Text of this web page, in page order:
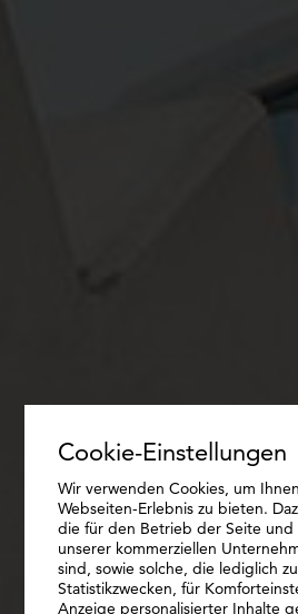
INDIVIDUELL, EINFACH,
Cookie-Einstellungen
Wir verwenden Cookies, um
Webseiten-Erlebnis zu bieten.
die für den Betrieb der Seite
unserer kommerziellen
sind, sowie solche, die lediglich
Statistikzwecken, für
Anzeige personalisierter Inhalte